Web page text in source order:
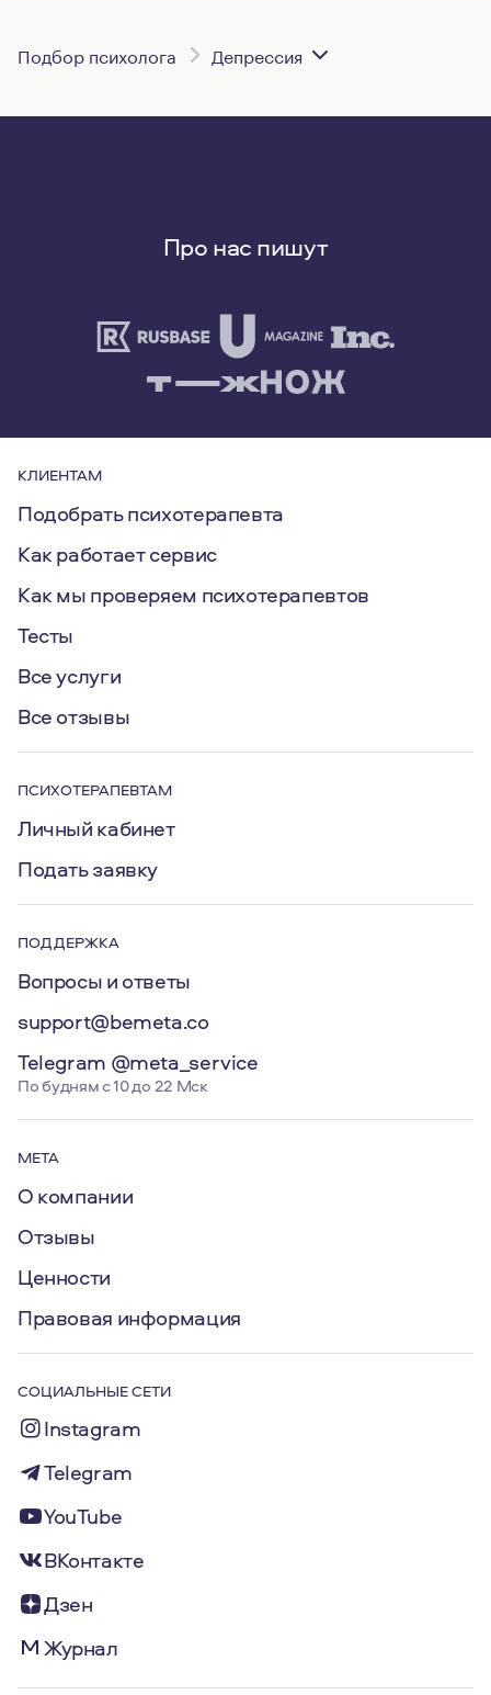
Подбор психолога Депрессия
Про нас пишут
КЛИЕНТАМ
Подобрать психотерапевта
Как работает сервис
Как мы проверяем психотерапевтов
Тесты
Все услуги
Все отзывы
ПСИХОТЕРАПЕВТАМ
Личный кабинет
Подать заявку
ПОДДЕРЖКА
Вопросы и ответы
support@bemeta.co
Telegram @meta_service
По будням с 10 до 22 Мск
МЕТА
О компании
Отзывы
Ценности
Правовая информация
СОЦИАЛЬНЫЕ СЕТИ
Instagram
Telegram
YouTube
ВКонтакте
Дзен
Журнал